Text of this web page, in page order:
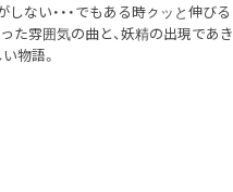
ない・・・でもある時ㇰッと伸びる
た雰囲気の曲と、妖精の出現であき
物語。